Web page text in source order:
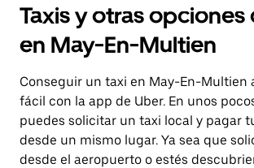
Taxis y otras opciones
en May-En-Multien
Conseguir un taxi en May-En-Multien
fácil con la app de Uber. En unos
puedes solicitar un taxi local y pagar
desde un mismo lugar. Ya sea que
desde el aeropuerto o estés